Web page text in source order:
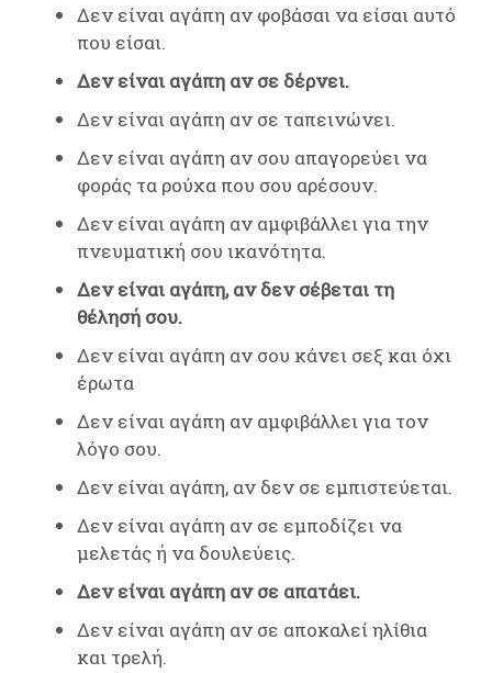
Δεν είναι αγάπη αν φοβάσαι να είσαι αυτό
που είσαι.
Δεν είναι αγάπη αν σε δέρνει.
Δεν είναι αγάπη αν σε ταπεινώνει.
Δεν είναι αγάπη αν σου απαγορεύει να
φοράς τα ρούχα που σου αρέσουν.
Δεν είναι αγάπη αν αμφιβάλλει για την
πνευματική σου ικανότητα.
Δεν είναι αγάπη, αν δεν σέβεται τη
θέλησή σου.
Δεν είναι αγάπη αν σου κάνει σεξ και όχι
έρωτα
Δεν είναι αγάπη αν αμφιβάλλει για τον
λόγο σου.
Δεν είναι αγάπη, αν δεν σε εμπιστεύεται.
Δεν είναι αγάπη αν σε εμποδίζει να
μελετάς ή να δουλεύεις.
Δεν είναι αγάπη αν σε απατάει.
Δεν είναι αγάπη αν σε αποκαλεί ηλίθια
και τρελή.